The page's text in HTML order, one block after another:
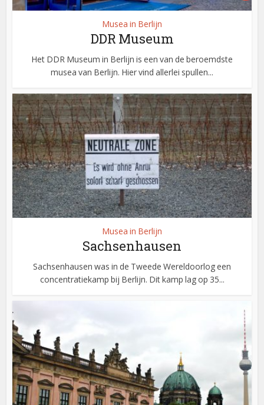
Musea in Berlijn
DDR Museum
Het DDR Museum in Berlijn is een van de beroemdste
musea van Berlijn. Hier vind allerlei spullen...
Musea in Berlijn
Sachsenhausen
Sachsenhausen was in de Tweede Wereldoorlog een
concentratiekamp bij Berlijn. Dit kamp lag op 35...